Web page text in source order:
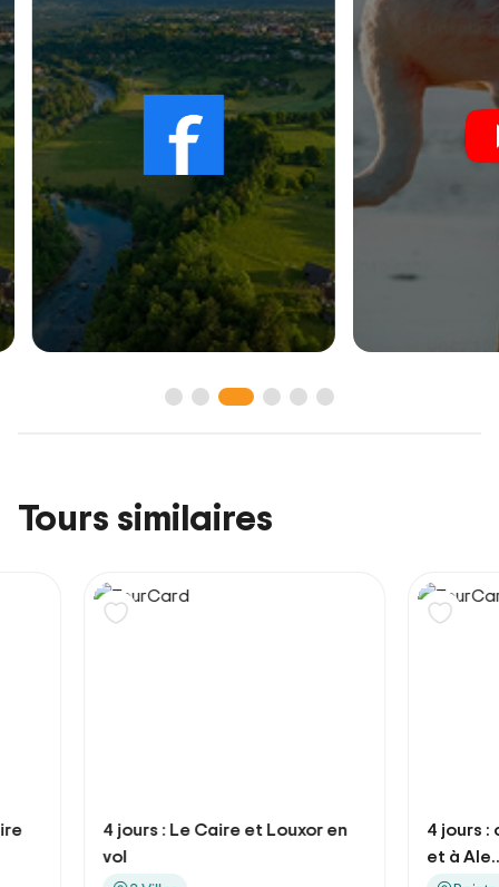
Tours similaires
4 jours : Le Caire et Louxor en
4 jours : court
et à Ale...